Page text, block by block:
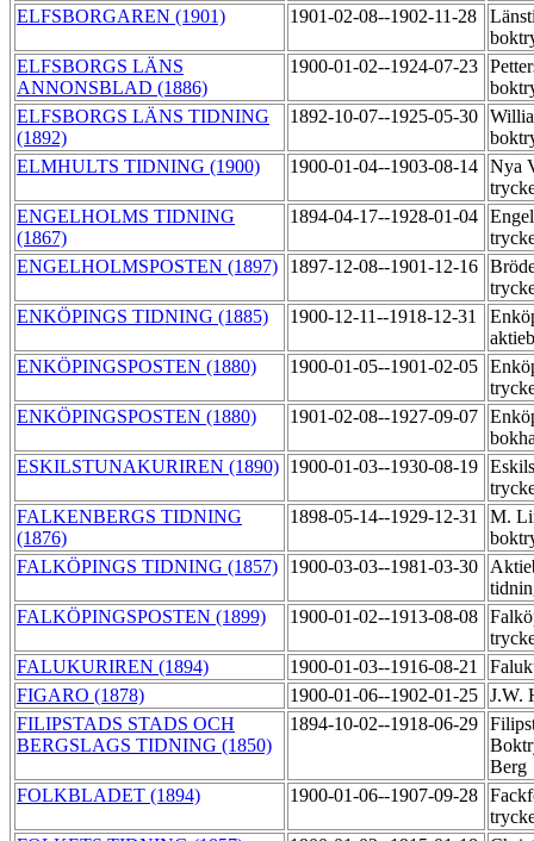
ELFSBORGAREN (1901)
1901-02-08--1902-11-28
ELFSBORGS LÄNS
ANNONSBLAD (1886)
1900-01-02--1924-07-23
ELFSBORGS LÄNS TIDNING
(1892)
1892-10-07--1925-05-30
ELMHULTS TIDNING (1900)
1900-01-04--1903-08-14 Nya
ENGELHOLMS TIDNING
(1867)
1894-04-17--1928-01-04
ENGELHOLMSPOSTEN (1897)
1897-12-08--1901-12-16
ENKÖPINGS TIDNING (1885)
1900-12-11--1918-12-31
ENKÖPINGSPOSTEN (1880)
1900-01-05--1901-02-05
ENKÖPINGSPOSTEN (1880)
1901-02-08--1927-09-07
ESKILSTUNAKURIREN (1890) 1900-01-03--1930-08-19
FALKENBERGS TIDNING
(1876)
1898-05-14--1929-12-31
M.
FALKÖPINGS TIDNING (1857)
1900-03-03--1981-03-30
FALKÖPINGSPOSTEN (1899)
1900-01-02--1913-08-08
FALUKURIREN (1894)
1900-01-03--1916-08-21
FIGARO (1878)
1900-01-06--1902-01-25 J.W.
FILIPSTADS STADS OCH
BERGSLAGS TIDNING (1850)
1894-10-02--1918-06-29
Berg
FOLKBLADET (1894)
1900-01-06--1907-09-28